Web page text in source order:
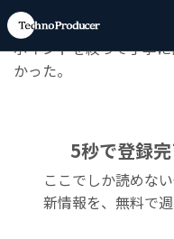
◆「
ポイントを絞って丁寧
かった。
5秒で登録
ここでしか読めな
新情報を、無料で